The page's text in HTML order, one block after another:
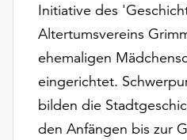
Seite
Schaltfläche
„Cookie-
Einstellungen“
Verfügung.
Initiative des
Altertumsvereins
ehemaligen
eingerichtet.
bilden die
den Anfängen bis zur